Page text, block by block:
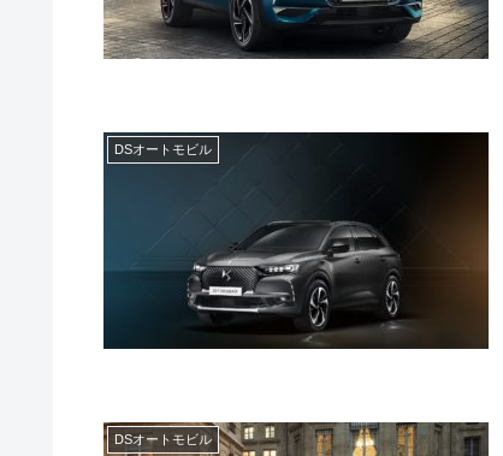
DSオートモビル
DSオートモビル